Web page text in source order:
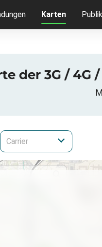
Karten
der 3G / 4G